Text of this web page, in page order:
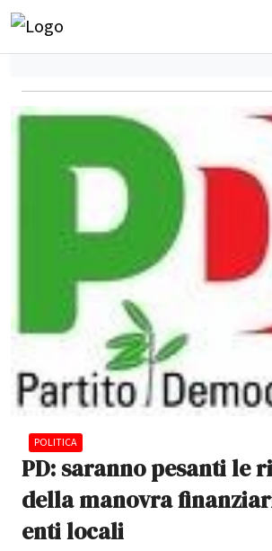
POLITICA
PD: saranno pesanti le
della manovra
enti locali